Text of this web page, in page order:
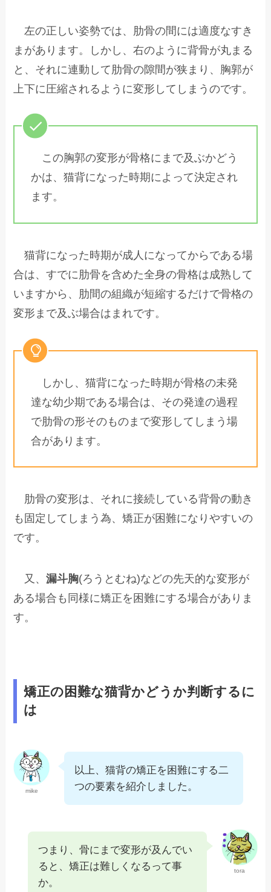
左の正しい姿勢では、肋骨の間には適度なすき
まがあります。しかし、右のように背骨が丸まる
と、それに連動して肋骨の隙間が狭まり、胸郭が
上下に圧縮されるように変形してしまうのです。
この胸郭の変形が骨格にまで及ぶかどう
かは、猫背になった時期によって決定され
ます。
猫背になった時期が成人になってからである場
合は、すでに肋骨を含めた全身の骨格は成熟して
いますから、肋間の組織が短縮するだけで骨格の
変形まで及ぶ場合はまれです。
しかし、猫背になった時期が骨格の未発
達な幼少期である場合は、その発達の過程
で肋骨の形そのものまで変形してしまう場
合があります。
肋骨の変形は、それに接続している背骨の動き
も固定してしまう為、矯正が困難になりやすいの
です。
又、漏斗胸(ろうとむね)などの先天的な変形が
ある場合も同様に矯正を困難にする場合がありま
す。
矯正の困難な猫背かどうか判断するに
は
mike
以上、猫背の矯正を困難にする二
つの要素を紹介しました。
tora
つまり、骨にまで変形が及んでい
ると、矯正は難しくなるって事
か。